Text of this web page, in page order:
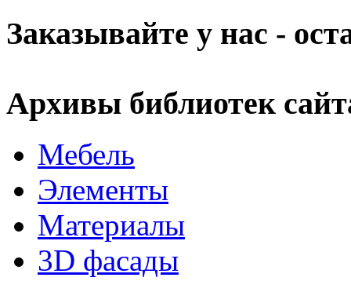
Заказывайте у нас -
Архивы библиотек
Мебель
Элементы
Материалы
3D фасады